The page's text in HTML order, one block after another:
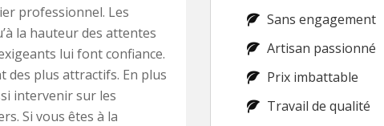
professionnel. Les
la hauteur des attentes
lui font confiance.
des plus attractifs. En plus
intervenir sur les
Si vous êtes à la
Sans engagement
Artisan passionné
Prix imbattable
Travail de qualité